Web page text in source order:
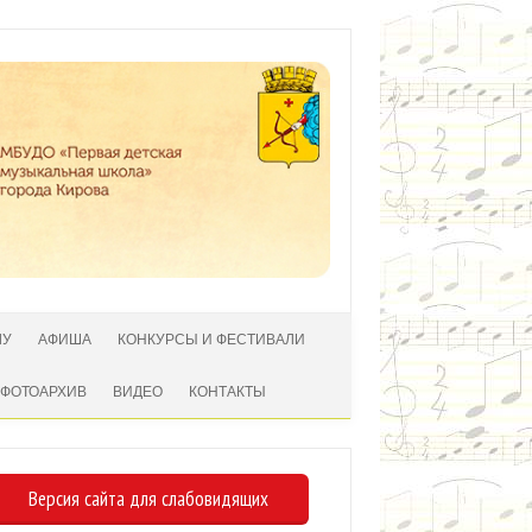
АФИША КОНКУРСЫ И ФЕСТИВАЛИ
ФОТОАРХИВ ВИДЕО КОНТАКТЫ
Версия сайта для слабовидящих